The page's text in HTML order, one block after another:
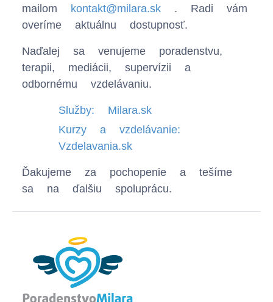
mailom kontakt@milara.sk . Radi vám
overíme aktuálnu dostupnosť.
Naďalej sa venujeme poradenstvu,
terapii, mediácii, supervízii a
odbornému vzdelávaniu.
Služby: Milara.sk
Kurzy a vzdelávanie:
Vzdelavania.sk
Ďakujeme za pochopenie a tešíme
sa na ďalšiu spoluprácu.